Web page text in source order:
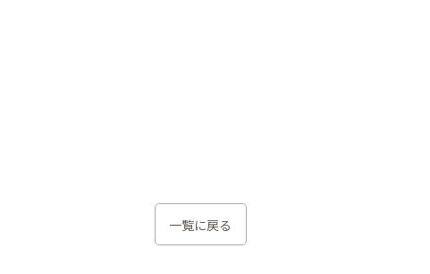
一覧に戻る